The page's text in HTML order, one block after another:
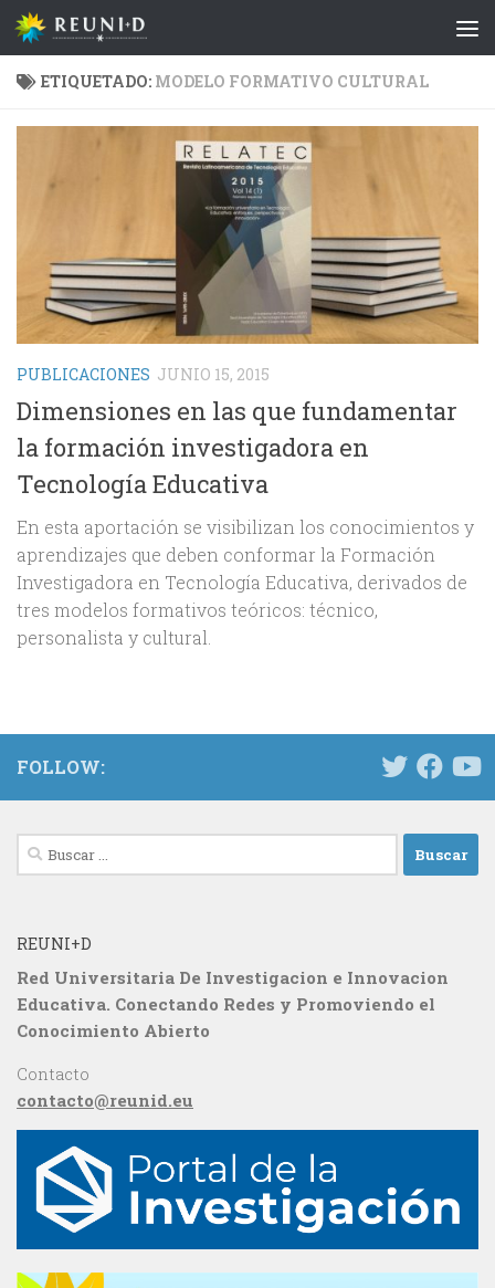
Saltar al contenido
ETIQUETADO: MODELO FORMATIVO CULTURAL
PUBLICACIONES JUNIO 15, 2015
Dimensiones en las que fundamentar
la formación investigadora en
Tecnología Educativa
En esta aportación se visibilizan los conocimientos y
aprendizajes que deben conformar la Formación
Investigadora en Tecnología Educativa, derivados de
tres modelos formativos teóricos: técnico,
personalista y cultural.
FOLLOW:
Buscar:
REUNI+D
Red Universitaria De Investigacion e Innovacion
Educativa. Conectando Redes y Promoviendo el
Conocimiento Abierto
Contacto
contacto@reunid.eu